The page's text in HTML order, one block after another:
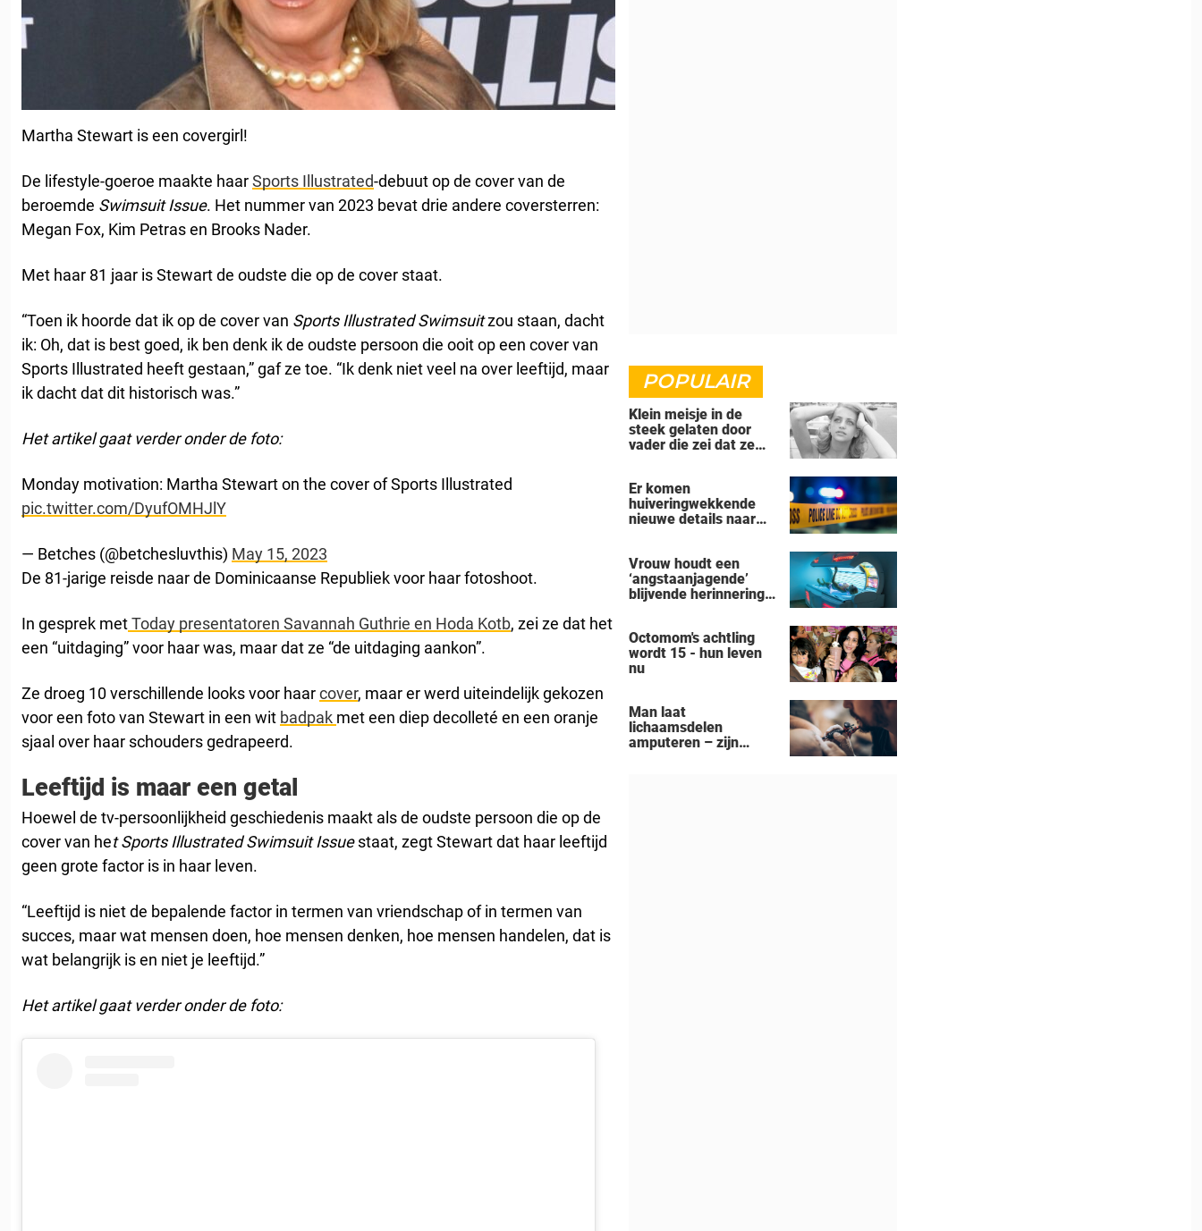
Martha Stewart is een covergirl!
De lifestyle-goeroe maakte haarSports Illustrated-debuut op de cover van de
beroemde Swimsuit Issue. Het nummer van 2023 bevat drie andere coversterren:
Megan Fox, Kim Petras en Brooks Nader.
Met haar 81 jaar is Stewart de oudste die op de cover staat.
“Toen ik hoorde dat ik op de cover van Sports Illustrated Swimsuitzou staan, dacht
ik: Oh, dat is best goed, ik ben denk ik de oudste persoon die ooit op een cover van
Sports Illustrated heeft gestaan,” gaf ze toe. “Ik denk niet veel na over leeftijd, maar
ik dacht dat dit historisch was.”
Het artikel gaat verder onder de foto:
Monday motivation: Martha Stewart on the cover of Sports Illustrated
pic.twitter.com/DyufOMHJlY
— Betches (@betchesluvthis) May 15, 2023
De 81-jarige reisde naar de Dominicaanse Republiek voor haar fotoshoot.
In gesprek metToday presentatoren Savannah Guthrie en Hoda Kotb, zei ze dat het
een “uitdaging” voor haar was, maar dat ze “de uitdaging aankon”.
Ze droeg 10 verschillende looks voor haarcover, maar er werd uiteindelijk gekozen
voor een foto van Stewart in een wit badpak met een diep decolleté en een oranje
sjaal over haar schouders gedrapeerd.
Leeftijd is maar een getal
Hoewel de tv-persoonlijkheid geschiedenis maakt als de oudste persoon die op de
cover van het Sports Illustrated Swimsuit Issuestaat, zegt Stewart dat haar leeftijd
geen grote factor is in haar leven.
“Leeftijd is niet de bepalende factor in termen van vriendschap of in termen van
succes, maar wat mensen doen, hoe mensen denken, hoe mensen handelen, dat is
wat belangrijk is en niet je leeftijd.”
Het artikel gaat verder onder de foto:
POPULAIR
Klein meisje in de
steek gelaten door
vader die zei dat ze
actrice
Er komen
huiveringwekkende
nieuwe details naar
zelfmoord door een
man uit Michigan op
een gezin van zeven
Vrouw houdt een
‘angstaanjagende’
blijvende herinnering
zonnebank
Octomom's achtling
wordt 15 - hun leven
nu
Man laat
lichaamsdelen
amputeren – zijn